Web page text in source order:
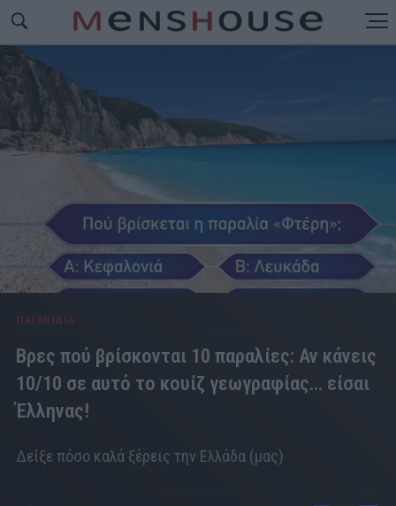
ΠΑΙΧΝΙΔΙΑ
Βρες πού βρίσκονται 10 παραλίες: Αν κάνεις
10/10 σε αυτό το κουίζ γεωγραφίας... είσαι
Έλληνας!
Δείξε πόσο καλά ξέρεις την Ελλάδα (μας)